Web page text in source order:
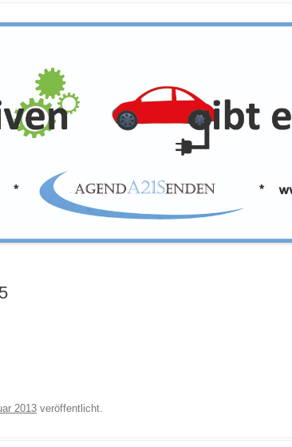
2013 veröffentlicht.